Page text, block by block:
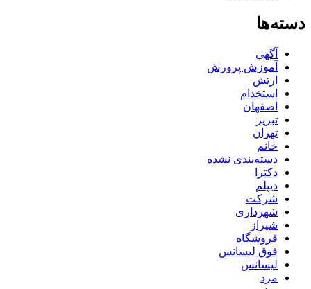
دسته‌ها
آگهی
آموزش پرورش
ارتش
استخدام
اصفهان
تبریز
تهران
خانم
دسته‌بندی نشده
دکترا
دیپلم
شرکت
شهرداری
شیراز
فروشگاه
فوق لیسانس
لیسانس
مرد